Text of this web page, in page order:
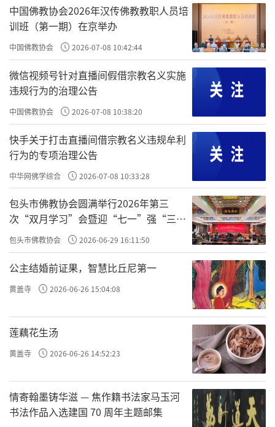
有来历的。
据慈胜寺文管所所长谢公社介绍，慈胜寺
之所以能成为「国保」，是因为有三件「宝
贝」∶两座元代佛殿和一座後晋石经幢。慈胜
寺现存的两座古建筑，是严格按照元代官式建
筑的营造法则建造的。可以说，这是令意大利
人马可·波罗感慨不已的元代繁华为数不多的
遗存，它固化了元代高超的建筑艺术。
该寺山门原名金刚殿，面阔三间，进深五
架椽，单檐悬山顶，上覆灰瓦。正脊与垂脊皆
用黄绿色琉璃。整个山门造型和建筑结构系後
人按照元制仿造，显得古朴大方。
天王殿也叫「无梁殿」，是一座有著很多
明代重修痕迹的元代建筑。天王殿面阔三间，
进深四架椽，单檐悬山，上覆绿色琉璃瓦，不
少还是元代建筑构件。殿内西壁现存元代所绘
「四大天王」壁画，那彩色人物画保存完整，
四大天王皆高两米左右，各执不同兵器，线条
粗犷豪放，肌肉节节隆起，强壮有力。他们衣
饰迎风飘卷，目光炯炯，栩栩如生，似有脱壁
中国佛教协会2026年汉传佛教教职人员培
训班（第一期）在京举办
中国佛教协会 2026-07-08 10:42:44
微信视频号针对直播间假借宗教名义实施
违规行为的治理公告
中国佛教协会 2026-07-08 10:38:20
快手关于打击直播间借宗教名义违规牟利
行为的专项治理公告
中华网佛学综合 2026-07-08 10:33:28
包头市佛教协会圆满举行2026年第三
次“双月学习”会暨迎“七一”强“三
爱”主题书画笔会
包头市佛教协会 2026-06-29 16:11:50
公主结婚前证果，智慧比丘尼第一
黄盖寺 2026-06-26 15:04:08
莲藕花生汤
黄盖寺 2026-06-26 14:52:23
情寄翰墨铸华滋 — 焦作籍书法家马玉河
书法作品入选建国 70 周年主题邮集